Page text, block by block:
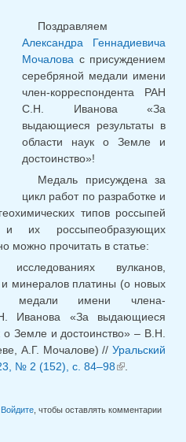
Поздравляем
Александра Геннадиевича
Мочалова с присуждением
серебряной медали имени
член-корреспондента РАН
С.Н. Иванова «За
выдающиеся результаты в
области наук о Земле и
достоинство»!
Медаль присуждена за
цикл работ по разработке и
типов россыпей
и их россыпеобразующих
можно прочитать в статье:
вулканов,
и минералов платины (о новых
медали имени члена-
Иванова «За выдающиеся
о Земле и достоинство» – В.Н.
А.Г. Мочалове) // Уральский
№ 2 (152), с. 84–98
Войдите, чтобы оставлять комментарии